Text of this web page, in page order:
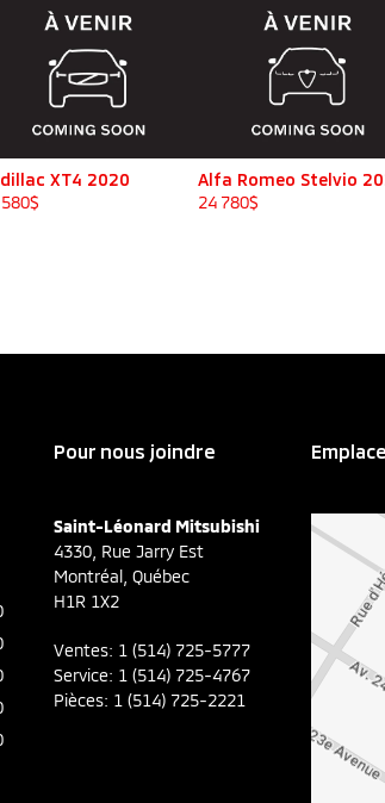
XT4 2020
$
Alfa Romeo Stelvio
24 780$
Pour nous joindre
Saint-Léonard Mitsubishi
4330, Rue Jarry Est
Montréal ,Québec
H1R 1X2
Ventes: 1 (514) 725-5777
Service: 1 (514) 725-4767
Pièces: 1 (514) 725-2221